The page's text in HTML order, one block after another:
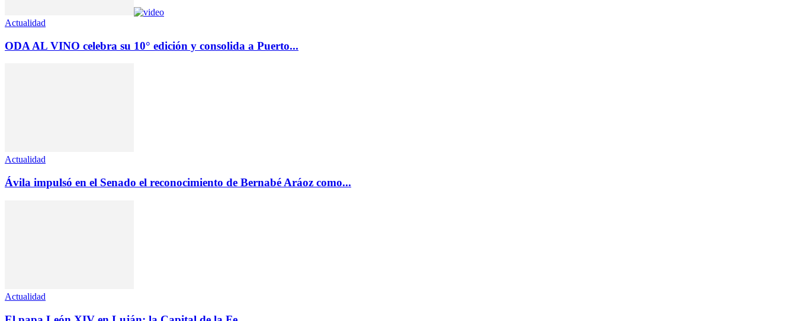
Actualidad
ODA AL VINO celebra su 10° edición y consolida a Puerto...
Actualidad
Ávila impulsó en el Senado el reconocimiento de Bernabé Aráoz como...
Actualidad